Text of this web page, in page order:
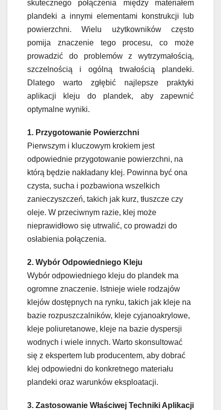
skutecznego połączenia między materiałem
plandeki a innymi elementami konstrukcji lub
powierzchni. Wielu użytkowników często
pomija znaczenie tego procesu, co może
prowadzić do problemów z wytrzymałością,
szczelnością i ogólną trwałością plandeki.
Dlatego warto zgłębić najlepsze praktyki
aplikacji kleju do plandek, aby zapewnić
optymalne wyniki.
1. Przygotowanie Powierzchni
Pierwszym i kluczowym krokiem jest
odpowiednie przygotowanie powierzchni, na
którą będzie nakładany klej. Powinna być ona
czysta, sucha i pozbawiona wszelkich
zanieczyszczeń, takich jak kurz, tłuszcze czy
oleje. W przeciwnym razie, klej może
nieprawidłowo się utrwalić, co prowadzi do
osłabienia połączenia.
2. Wybór Odpowiedniego Kleju
Wybór odpowiedniego kleju do plandek ma
ogromne znaczenie. Istnieje wiele rodzajów
klejów dostępnych na rynku, takich jak kleje na
bazie rozpuszczalników, kleje cyjanoakrylowe,
kleje poliuretanowe, kleje na bazie dyspersji
wodnych i wiele innych. Warto skonsultować
się z ekspertem lub producentem, aby dobrać
klej odpowiedni do konkretnego materiału
plandeki oraz warunków eksploatacji.
3. Zastosowanie Właściwej Techniki Aplikacji